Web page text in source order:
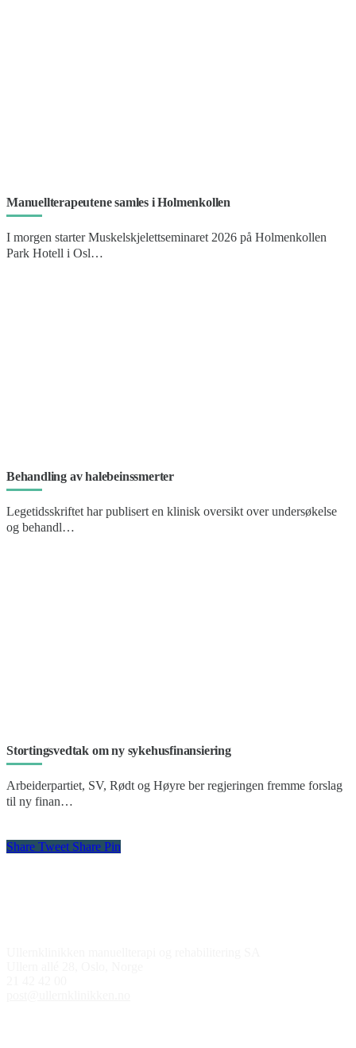
Manuellterapeutene samles i Holmenkollen
I morgen starter Muskelskjelettseminaret 2026 på Holmenkollen
Park Hotell i Osl…
Behandling av halebeinssmerter
Legetidsskriftet har publisert en klinisk oversikt over undersøkelse
og behandl…
Stortingsvedtak om ny sykehusfinansiering
Arbeiderpartiet, SV, Rødt og Høyre ber regjeringen fremme forslag
til ny finan…
Share Tweet Share Pin